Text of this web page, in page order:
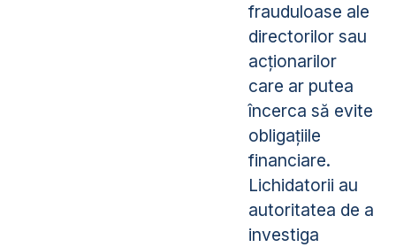
frauduloase ale
directorilor sau
acționarilor
care ar putea
încerca să evite
obligațiile
financiare.
Lichidatorii au
autoritatea de a
investiga